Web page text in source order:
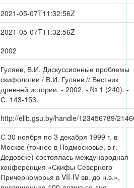
2021-05-07T11:32:56Z
2021-05-07T11:32:56Z
2002
Гуляев, В.И. Дискуссионные проблемы
скифологии / В.И. Гуляев // Вестник
древней истории. - 2002. - № 1 (240). -
С. 143-153.
http://elib.gsu.by/handle/123456789/
С 30 ноября по 3 декабря 1999 г. в
Москве (точнее в Подмосковье, в г.
Дедовске) состоялась международная
конференция «Скифы Северного
Причерноморья в VII-IV вв. до н.э.»,